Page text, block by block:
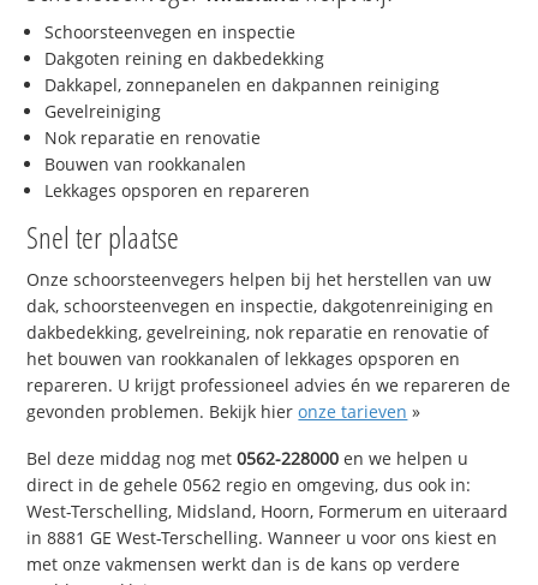
Schoorsteenvegen en inspectie
Dakgoten reining en dakbedekking
Dakkapel, zonnepanelen en dakpannen reiniging
Gevelreiniging
Nok reparatie en renovatie
Bouwen van rookkanalen
Lekkages opsporen en repareren
Snel ter plaatse
Onze schoorsteenvegers helpen bij het herstellen van uw
dak, schoorsteenvegen en inspectie, dakgotenreiniging en
dakbedekking, gevelreining, nok reparatie en renovatie of
het bouwen van rookkanalen of lekkages opsporen en
repareren. U krijgt professioneel advies én we repareren de
gevonden problemen. Bekijk hieronze tarieven »
Bel deze middag nog met0562-228000 en we helpen u
direct in de gehele 0562 regio en omgeving, dus ook in:
West-Terschelling, Midsland, Hoorn, Formerum en uiteraard
in 8881 GE West-Terschelling. Wanneer u voor ons kiest en
met onze vakmensen werkt dan is de kans op verdere